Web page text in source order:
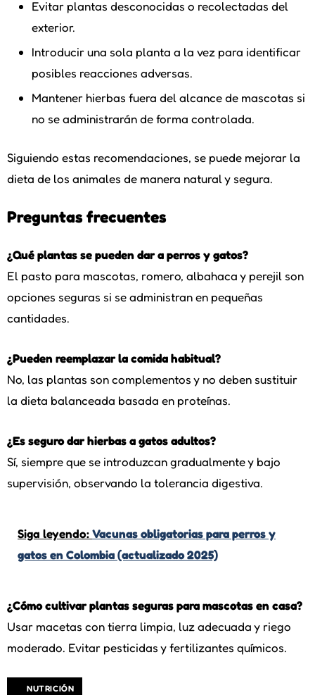
Evitar plantas desconocidas o recolectadas del
exterior.
Introducir una sola planta a la vez para identificar
posibles reacciones adversas.
Mantener hierbas fuera del alcance de mascotas si
no se administrarán de forma controlada.
Siguiendo estas recomendaciones, se puede mejorar la
dieta de los animales de manera natural y segura.
Preguntas frecuentes
¿Qué plantas se pueden dar a perros y gatos?
El pasto para mascotas, romero, albahaca y perejil son
opciones seguras si se administran en pequeñas
cantidades.
¿Pueden reemplazar la comida habitual?
No, las plantas son complementos y no deben sustituir
la dieta balanceada basada en proteínas.
¿Es seguro dar hierbas a gatos adultos?
Sí, siempre que se introduzcan gradualmente y bajo
supervisión, observando la tolerancia digestiva.
Siga leyendo:Vacunas obligatorias para perros y
gatos en Colombia (actualizado 2025)
¿Cómo cultivar plantas seguras para mascotas en casa?
Usar macetas con tierra limpia, luz adecuada y riego
moderado. Evitar pesticidas y fertilizantes químicos.
NUTRICIÓN